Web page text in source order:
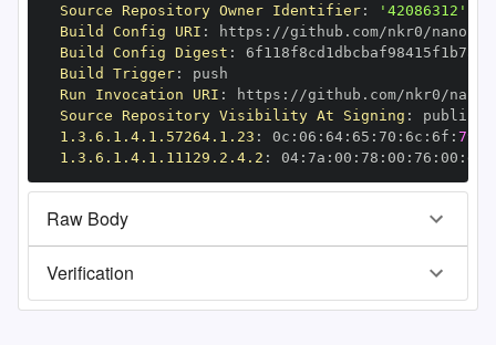
Source Repository Owner Identifier:
'42086312'
Build Config URI : https : //github.com/nkr0/
Build Config Digest :
Build Trigger:
Run Invocation URI : https :
Source Repository Visibility At Signing :
1.3.6.1.4.1.57264.1.23 : 0c : 06 : 64: 65 : 70 : 6c : 6f : 79
1.3.6.1.4.1.11129.2.4.2 : 04: 7a : 00 : 78 : 00 : 76 : 00 : dd
Raw Body
Verification